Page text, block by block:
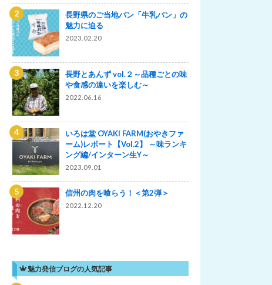
長野県のご当地パン「牛乳パン」の
魅力に迫る
2023.02.20
長野とあんず vol.２～品種ごとの味
や食感の違いを楽しむ～
2022.06.16
いろは堂 OYAKI FARM(おやきファ
ーム)レポート【Vol.2】 ～味ランキ
ング編/インターン生Y～
2023.09.01
信州の肉を喰らう！＜第2弾＞
2022.12.20
魅力発信ブログの人気記事